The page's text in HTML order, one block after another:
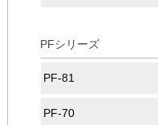
PFシリーズ
PF-81
PF-70